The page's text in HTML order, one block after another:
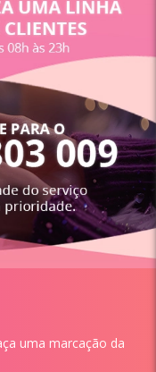
uma marcação da